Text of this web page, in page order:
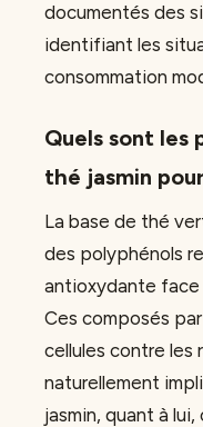
documentés des
identifiant les
consommation
Quels sont les
thé jasmin
La base de thé
des polyphénols
antioxydante face
Ces composés
cellules contre les
naturellement
jasmin, quant à